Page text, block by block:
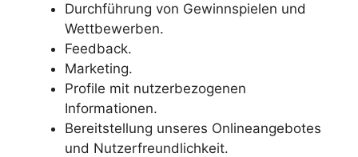
Durchführung von Gewinnspielen und
Wettbewerben.
Feedback.
Marketing.
Profile mit nutzerbezogenen
Informationen.
Bereitstellung unseres Onlineangebotes
und Nutzerfreundlichkeit.